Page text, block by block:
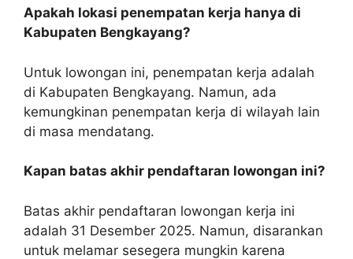
Apakah lokasi penempatan kerja hanya di
Kabupaten Bengkayang?
Untuk lowongan ini, penempatan kerja adalah
di Kabupaten Bengkayang. Namun, ada
kemungkinan penempatan kerja di wilayah lain
di masa mendatang.
Kapan batas akhir pendaftaran lowongan ini?
Batas akhir pendaftaran lowongan kerja ini
adalah 31 Desember 2025. Namun, disarankan
untuk melamar sesegera mungkin karena